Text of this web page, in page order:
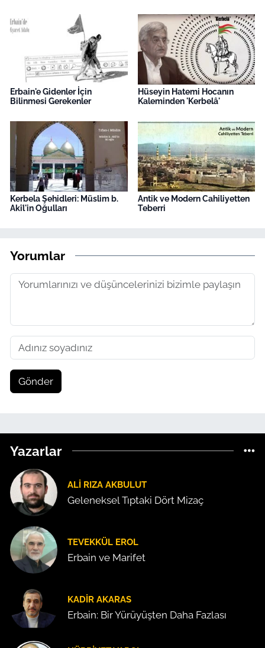
Erbain'e Gidenler İçin
Bilinmesi Gerekenler
Hüseyin Hatemi Hocanın
Kaleminden 'Kerbelâ'
Kerbela Şehidleri: Müslim b.
Akîl'in Oğulları
Antik ve Modern Cahiliyetten
Teberri
Yorumlar
Gönder
Yazarlar
ALI RIZA AKBULUT
Geleneksel Tıptaki Dört Mizaç
TEVEKKÜL EROL
Erbain ve Marifet
KADIR AKARAS
Erbain: Bir Yürüyüşten Daha Fazlası